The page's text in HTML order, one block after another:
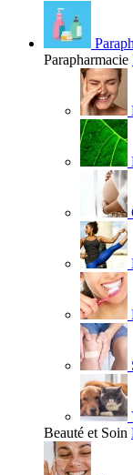
Parapharmacie
Beauté et Soin